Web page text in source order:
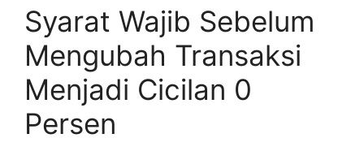
Syarat Wajib Sebelum
Mengubah Transaksi
Menjadi Cicilan 0
Persen